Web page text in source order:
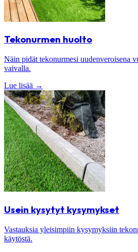
Tekonurmen huolto
Näin pidät tekonurmesi uudenveroisena
vaivalla.
Lue lisää →
Usein kysytyt kysymykset
Vastauksia yleisimpiin kysymyksiin
käytöstä.